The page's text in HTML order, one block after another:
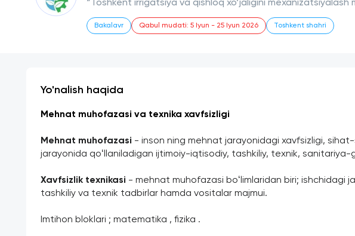
“Toshkent irrigatsiya va qishloq xo‘jaligini
Bakalavr Qabul mudati: 5 Iyun - 25 Iyun 2026 Toshkent shahri
Yo'nalish haqida
Mehnat muhofazasi va texnika xavfsizligi
Mehnat muhofazasi - inson ning mehnat jarayonidagi xavfsizligi,
jarayonida qoʻllaniladigan ijtimoiy-iqtisodiy, tashkiliy, texnik,
Xavfsizlik texnikasi - mehnat muhofazasi boʻlimlaridan biri; ishchidagi
tashkiliy va texnik tadbirlar hamda vositalar majmui.
Imtihon bloklari ; matematika , fizika .